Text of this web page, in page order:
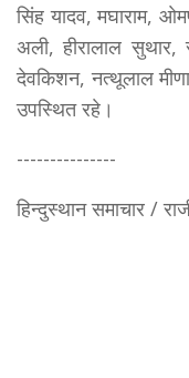
सिंह यादव, मघाराम,
अली, हीरालाल सुथार,
देवकिशन, नत्थूलाल
उपस्थित रहे।
---------------
हिन्दुस्थान समाचार /